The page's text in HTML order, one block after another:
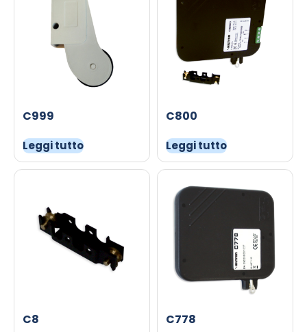
C999
Leggi tutto
C800
Leggi tutto
C8 C778